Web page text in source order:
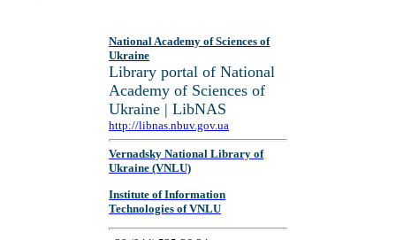
National Academy of Sciences of
Ukraine
Library portal of National
Academy of Sciences of
Ukraine | LibNAS
http://libnas.nbuv.gov.ua
Vernadsky National Library of
Ukraine (VNLU)
Institute of Information
Technologies of VNLU